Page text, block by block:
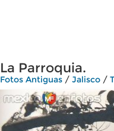
La Parroquia.
Fotos Antiguas / Jalisco /